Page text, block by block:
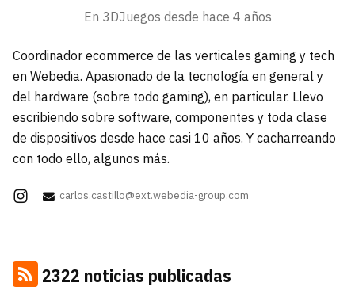
En 3DJuegos desde hace 4 años
Coordinador ecommerce de las verticales gaming y tech
en Webedia. Apasionado de la tecnología en general y
del hardware (sobre todo gaming), en particular. Llevo
escribiendo sobre software, componentes y toda clase
de dispositivos desde hace casi 10 años. Y cacharreando
con todo ello, algunos más.
carlos.castillo@ext.webedia-group.com
2322 noticias publicadas
¿Todavía no tienes cuenta?
Regístrate gratis
disponible, pero puedes seguir usando tu cuenta
carácter inicial), pero no mayúsculas, espacios,
tildes o caracteres especiales.
He leído y acepto lapolitica de
privacidad y de participación
Registrarse en 3DJuegos